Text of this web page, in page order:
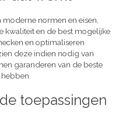
normen en eisen,
kwaliteit en de best mogelijke
en optimaliseren
deze indien nodig van
garanderen van de beste
toepassingen